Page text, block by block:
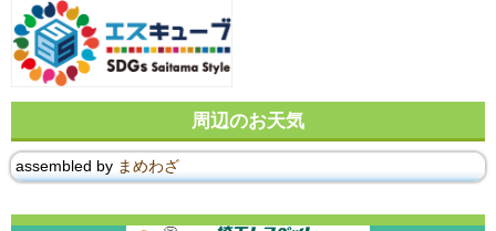
周辺のお天気
assembled by まめわざ